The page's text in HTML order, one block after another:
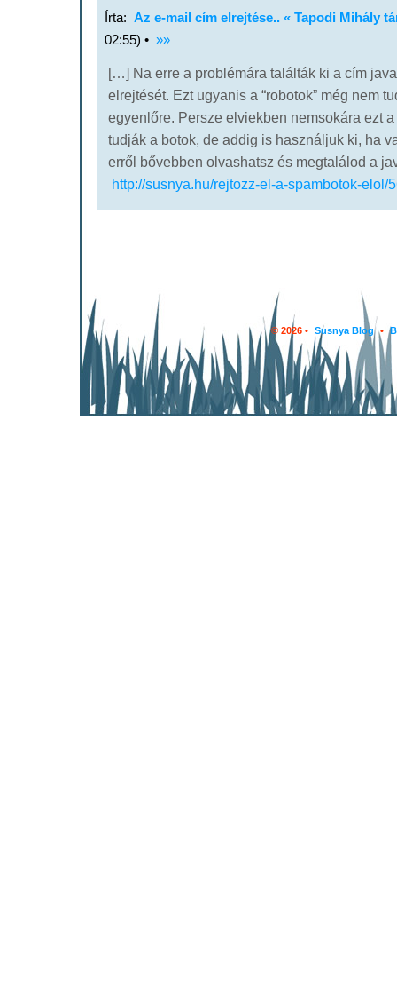
Írta: Az e-mail cím elrejtése.. « Tapodi Mihály
02:55) • »»
[…] Na erre a problémára találták ki a cím
elrejtését. Ezt ugyanis a “robotok” még nem
egyenlőre. Persze elviekben nemsokára ezt
tudják a botok, de addig is használjuk ki, ha
erről bővebben olvashatsz és megtalálod a
http://susnya.hu/rejtozz-el-a-spambotok-elol/
© 2026 • Susnya Blog •